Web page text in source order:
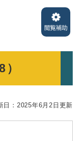
日：2025年6月2日更新